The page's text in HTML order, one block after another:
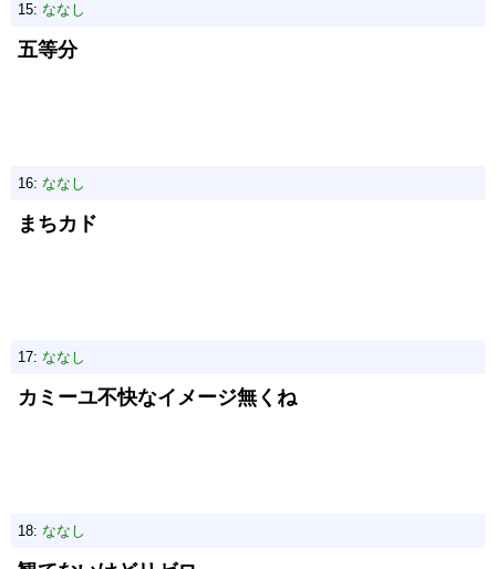
15: ななし
五等分
16: ななし
まちカド
17: ななし
カミーユ不快なイメージ無くね
18: ななし